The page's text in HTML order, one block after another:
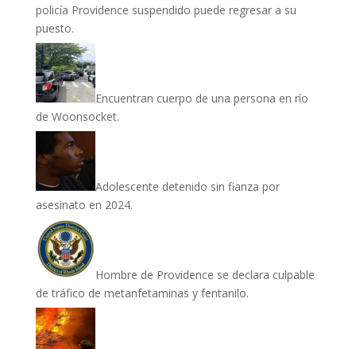
policía Providence suspendido puede regresar a su
puesto.
Encuentran cuerpo de una persona en río
de Woonsocket.
Adolescente detenido sin fianza por
asesinato en 2024.
Hombre de Providence se declara culpable
de tráfico de metanfetaminas y fentanilo.